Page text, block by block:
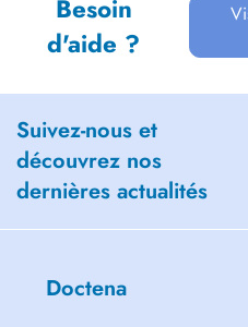
Besoin
d'aide ?
Suivez-nous et
découvrez nos
dernières actualités
Doctena